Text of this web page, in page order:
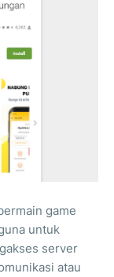
game
untuk
server
atau